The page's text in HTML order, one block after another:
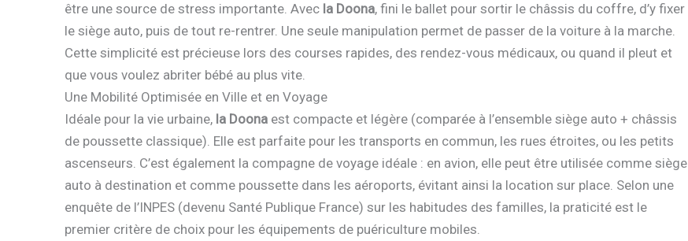
être une source de stress importante. Avec la Doona, fini le ballet pour sortir le châssis du coffre, d’y fixer
le siège auto, puis de tout re-rentrer. Une seule manipulation permet de passer de la voiture à la marche.
Cette simplicité est précieuse lors des courses rapides, des rendez-vous médicaux, ou quand il pleut et
que vous voulez abriter bébé au plus vite.
Une Mobilité Optimisée en Ville et en Voyage
Idéale pour la vie urbaine, la Doona est compacte et légère (comparée à l’ensemble siège auto + châssis
de poussette classique). Elle est parfaite pour les transports en commun, les rues étroites, ou les petits
ascenseurs. C’est également la compagne de voyage idéale : en avion, elle peut être utilisée comme siège
auto à destination et comme poussette dans les aéroports, évitant ainsi la location sur place. Selon une
enquête de l’INPES (devenu Santé Publique France) sur les habitudes des familles, la praticité est le
premier critère de choix pour les équipements de puériculture mobiles.